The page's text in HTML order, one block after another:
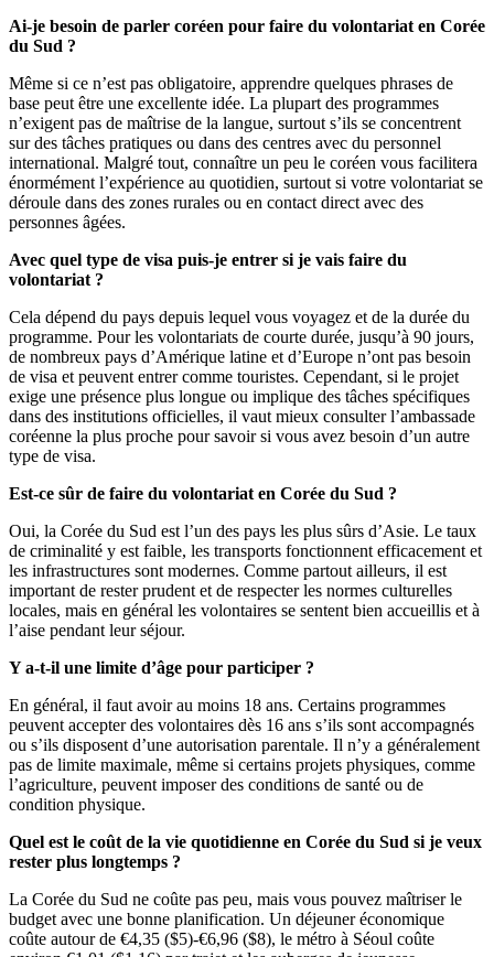
Ai-je besoin de parler coréen pour faire du volontariat en Corée
du Sud ?
Même si ce n’est pas obligatoire, apprendre quelques phrases de
base peut être une excellente idée. La plupart des programmes
n’exigent pas de maîtrise de la langue, surtout s’ils se concentrent
sur des tâches pratiques ou dans des centres avec du personnel
international. Malgré tout, connaître un peu le coréen vous facilitera
énormément l’expérience au quotidien, surtout si votre volontariat se
déroule dans des zones rurales ou en contact direct avec des
personnes âgées.
Avec quel type de visa puis-je entrer si je vais faire du
volontariat ?
Cela dépend du pays depuis lequel vous voyagez et de la durée du
programme. Pour les volontariats de courte durée, jusqu’à 90 jours,
de nombreux pays d’Amérique latine et d’Europe n’ont pas besoin
de visa et peuvent entrer comme touristes. Cependant, si le projet
exige une présence plus longue ou implique des tâches spécifiques
dans des institutions officielles, il vaut mieux consulter l’ambassade
coréenne la plus proche pour savoir si vous avez besoin d’un autre
type de visa.
Est-ce sûr de faire du volontariat en Corée du Sud ?
Oui, la Corée du Sud est l’un des pays les plus sûrs d’Asie. Le taux
de criminalité y est faible, les transports fonctionnent efficacement et
les infrastructures sont modernes. Comme partout ailleurs, il est
important de rester prudent et de respecter les normes culturelles
locales, mais en général les volontaires se sentent bien accueillis et à
l’aise pendant leur séjour.
Y a-t-il une limite d’âge pour participer ?
En général, il faut avoir au moins 18 ans. Certains programmes
peuvent accepter des volontaires dès 16 ans s’ils sont accompagnés
ou s’ils disposent d’une autorisation parentale. Il n’y a généralement
pas de limite maximale, même si certains projets physiques, comme
l’agriculture, peuvent imposer des conditions de santé ou de
condition physique.
Quel est le coût de la vie quotidienne en Corée du Sud si je veux
rester plus longtemps ?
La Corée du Sud ne coûte pas peu, mais vous pouvez maîtriser le
budget avec une bonne planification. Un déjeuner économique
coûte autour de €4,35 ($5)-€6,96 ($8), le métro à Séoul coûte